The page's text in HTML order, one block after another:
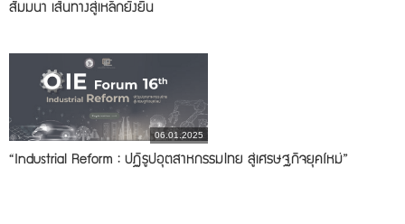
สัมมนา เส้นทางสู่เหล็กยั่งยืน
06.01.2025
“Industrial Reform : ปฏิรูปอุตสาหกรรมไทย สู่เศรษฐกิจยุคใหม่”